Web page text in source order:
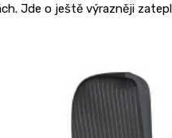
Jde o ještě výrazněji